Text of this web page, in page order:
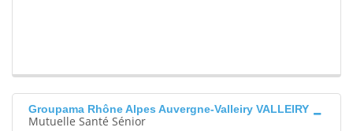
Groupama Rhône Alpes Auvergne-Valleiry VALLEIRY
Mutuelle Santé Sénior